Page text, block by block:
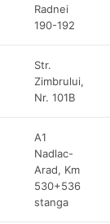
Radnei
190-192
Str.
Zimbrului,
Nr. 101B
A1
Nadlac-
Arad, Km
530+536
stanga